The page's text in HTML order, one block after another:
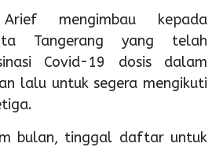
mengimbau kepada
Tangerang yang telah
Covid-19 dosis dalam
lalu untuk segera mengikuti
bulan, tinggal daftar untuk